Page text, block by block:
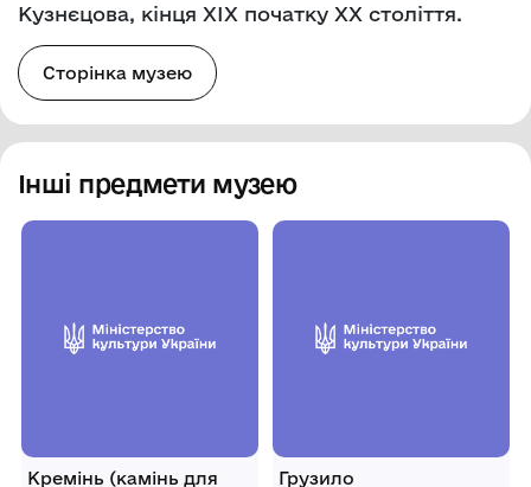
Кузнєцова, кінця ХІХ початку ХХ століття.
Сторінка музею
Інші предмети музею
Кремінь (камінь для
Грузило